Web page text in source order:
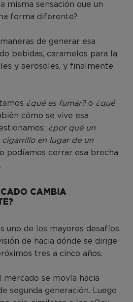
misma sensación que un
forma diferente?
de generar esa
bebidas, caramelos para la
y aerosoles, y finalmente
¿qué es fumar?o ¿qué
cómo se vive esa
¿por qué un
en lugar de un
podíamos cerrar esa brecha
CAMBIA
uno de los mayores desafíos.
de hacia dónde se dirige
tres a cinco años.
mercado se movía hacia
segunda generación. Luego